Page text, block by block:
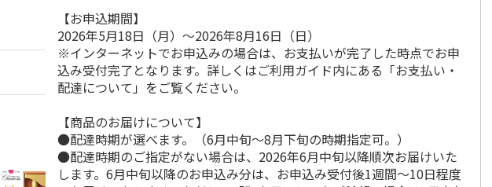
【お申込期間】
2026年5月18日（月）～2026年8月16日（日）
※インターネットでお申込みの場合は、お支払いが完了した時点でお申
込み受付完了となります。詳しくはご利用ガイド内にある「お支払い・
配達について」をご覧ください。
【商品のお届けについて】
●配達時期が選べます。（6月中旬～8月下旬の時期指定可。）
●配達時期のご指定がない場合は、2026年6月中旬以降順次お届けいた
します。6月中旬以降のお申込み分は、お申込み受付後1週間～10日程度